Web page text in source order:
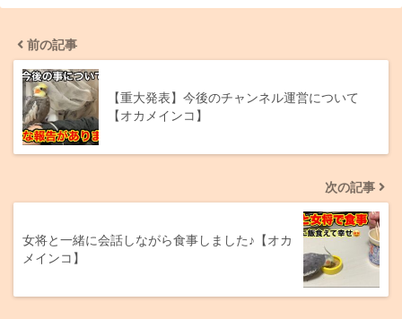
前の記事
【重大発表】今後のチャンネル運営について
【オカメインコ】
次の記事
女将と一緒に会話しながら食事しました♪【オカ
メインコ】